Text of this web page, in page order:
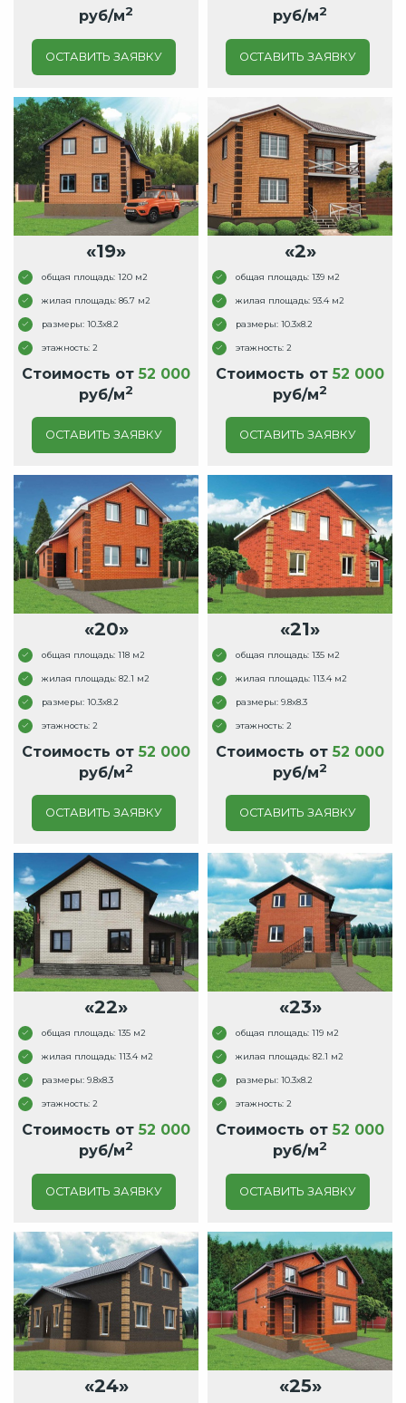
руб/м2
ОСТАВИТЬ ЗАЯВКУ
руб/м2
ОСТАВИТЬ ЗАЯВКУ
«19»
общая площадь: 120 м2
жилая площадь: 86.7 м2
размеры: 10.3x8.2
этажность: 2
Стоимость от 52 000
руб/м2
ОСТАВИТЬ ЗАЯВКУ
«2»
общая площадь: 139 м2
жилая площадь: 93.4 м2
размеры: 10.3x8.2
этажность: 2
Стоимость от 52 000
руб/м2
ОСТАВИТЬ ЗАЯВКУ
«20»
общая площадь: 118 м2
жилая площадь: 82.1 м2
размеры: 10.3x8.2
этажность: 2
Стоимость от 52 000
руб/м2
ОСТАВИТЬ ЗАЯВКУ
«21»
общая площадь: 135 м2
жилая площадь: 113.4 м2
размеры: 9.8x8.3
этажность: 2
Стоимость от 52 000
руб/м2
ОСТАВИТЬ ЗАЯВКУ
«22»
общая площадь: 135 м2
жилая площадь: 113.4 м2
размеры: 9.8x8.3
этажность: 2
Стоимость от 52 000
руб/м2
ОСТАВИТЬ ЗАЯВКУ
«23»
общая площадь: 119 м2
жилая площадь: 82.1 м2
размеры: 10.3x8.2
этажность: 2
Стоимость от 52 000
руб/м2
ОСТАВИТЬ ЗАЯВКУ
«24» «25»